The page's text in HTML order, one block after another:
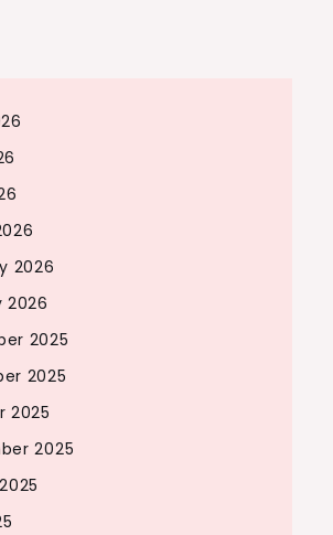
2026
2026
2025
2025
2025
2025